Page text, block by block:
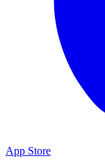
App Store